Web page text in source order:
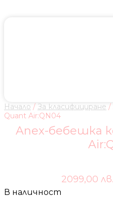
Начало / За класифициране /
Quant Air:QN04
Anex-бебешка
2099,00
В наличност